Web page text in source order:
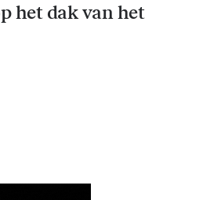
het dak van het